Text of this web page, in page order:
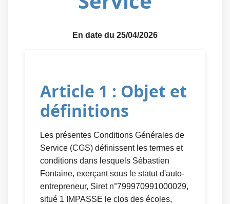
En date du 25/04/2026
Article 1 : Objet et
définitions
Les présentes Conditions Générales de
Service (CGS) définissent les termes et
conditions dans lesquels Sébastien
Fontaine, exerçant sous le statut d'auto-
entrepreneur, Siret n°799970991000029,
situé 1 IMPASSE le clos des écoles,